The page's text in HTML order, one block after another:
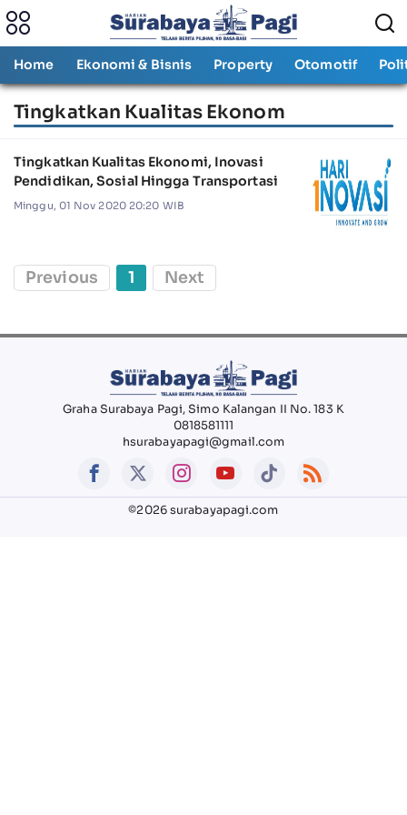
Home Ekonomi & Bisnis Property Otomotif
Tingkatkan Kualitas Ekonom
Tingkatkan Kualitas Ekonomi, Inovasi
Pendidikan, Sosial Hingga Transportasi
Minggu, 01 Nov 2020 20:20 WIB
Previous 1 Next
Graha Surabaya Pagi, Simo Kalangan II No. 183 K
0818581111
hsurabayapagi@gmail.com
©2026 surabayapagi.com